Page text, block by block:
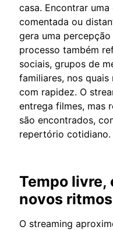
casa. Encontrar
comentada ou
gera uma
processo também
sociais, grupos de
familiares, nos
com rapidez. O
entrega filmes, mas
são encontrados,
repertório cotidiano.
Tempo livre,
novos
O streaming